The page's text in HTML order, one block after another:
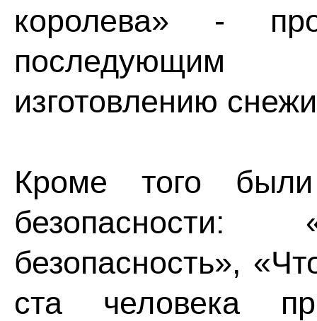
королева» -
последующим
изготовлению
Кроме того
безопасность»,
ста человека